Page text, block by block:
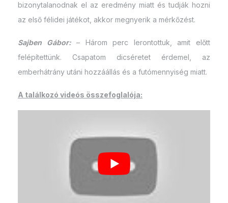
bizonytalanodnak el az eredmény miatt és tudják hozni
az első félidei játékot, akkor megnyerik a mérkőzést.
Sajben Gábor:– Három perc lerontottuk, amit előtt
felépítettünk. Csapatom dicséretet érdemel, az
emberhátrány utáni hozzáállás és a futómennyiség miatt.
A találkozó videós összefoglalója: